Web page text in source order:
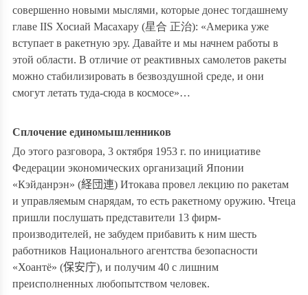
совершенно новыми мыслями, которые донес тогдашнему
главе IIS Хосиай Масахару (星合 正治): «Америка уже
вступает в ракетную эру. Давайте и мы начнем работы в
этой области. В отличие от реактивных самолетов ракеты
можно стабилизировать в безвоздушной среде, и они
смогут летать туда-сюда в космосе»…
Сплочение единомышленников
До этого разговора, 3 октября 1953 г. по инициативе
Федерации экономических организаций Японии
«Кэйданрэн» (経団連) Итокава провел лекцию по ракетам
и управляемым снарядам, то есть ракетному оружию. Чтеца
пришли послушать представители 13 фирм-
производителей, не забудем прибавить к ним шесть
работников Национального агентства безопасности
«Хоантё» (保安庁), и получим 40 с лишним
преисполненных любопытством человек.